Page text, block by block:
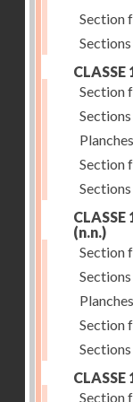
Section
CLASSE
Section
Section
CLASSE
(n.n.)
Section
Section
CLASSE
Section